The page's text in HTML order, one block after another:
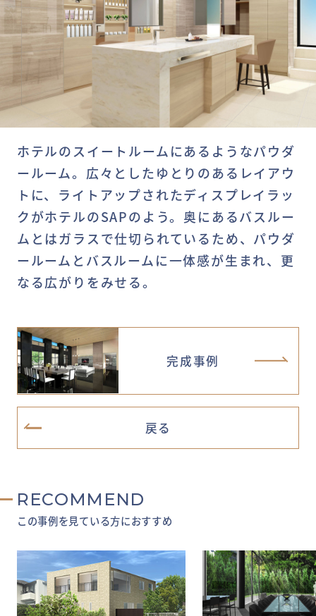
ホテルのスイートルームにあるようなパウダ
ールーム。広々としたゆとりのあるレイアウ
トに、ライトアップされたディスプレイラッ
クがホテルのSAPのよう。奥にあるバスルー
ムとはガラスで仕切られているため、パウダ
ールームとバスルームに一体感が生まれ、更
なる広がりをみせる。
完成事例
戻る
RECOMMEND
この事例を見ている方におすすめ